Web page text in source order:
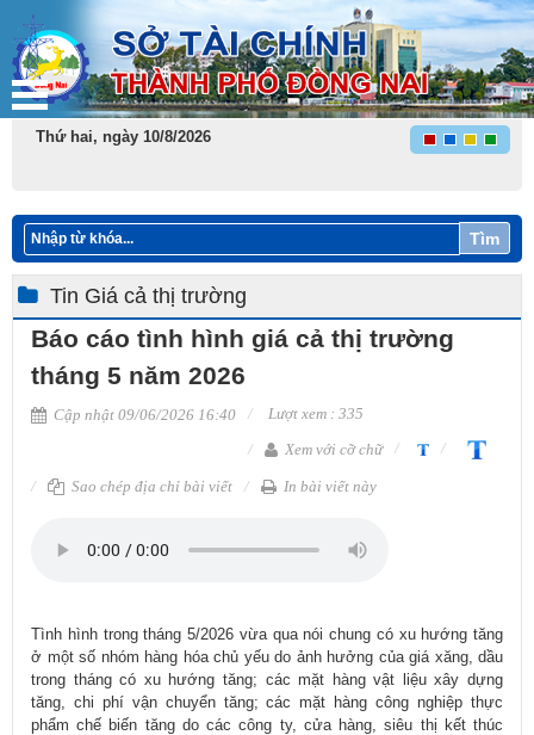
Thứ hai, ngày 10/8/2026
Tìm
Tin Giá cả thị trường
Báo cáo tình hình giá cả thị trường
tháng 5 năm 2026
Cập nhật 09/06/2026 16:40
Lượt xem : 335
Xem với cỡ chữ
Sao chép địa chỉ bài viết In bài viết này
Tình hình trong tháng 5/2026 vừa qua nói chung có xu hướng tăng
ở một số nhóm hàng hóa chủ yếu do ảnh hưởng của giá xăng, dầu
trong tháng có xu hướng tăng; các mặt hàng vật liệu xây dựng
tăng, chi phí vận chuyển tăng; các mặt hàng công nghiệp thực
phẩm chế biến tăng do các công ty, cửa hàng, siêu thị kết thúc